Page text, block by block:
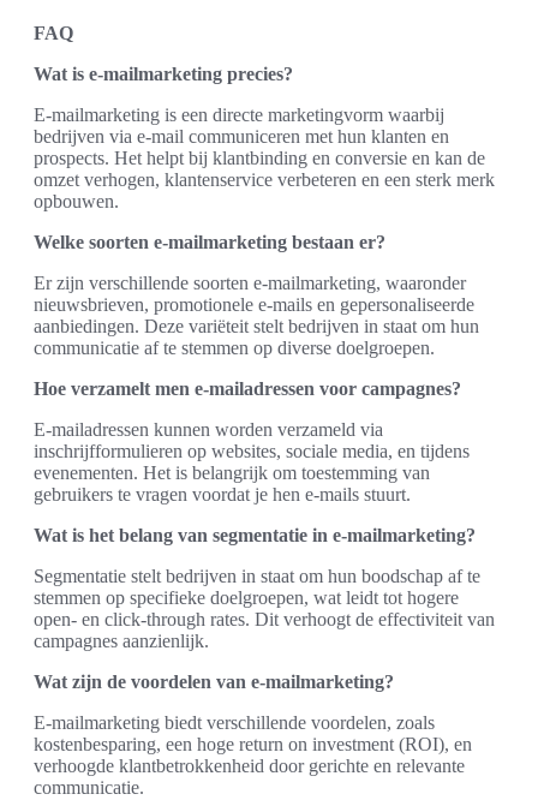
FAQ
Wat is e-mailmarketing precies?
E-mailmarketing is een directe marketingvorm waarbij
bedrijven via e-mail communiceren met hun klanten en
prospects. Het helpt bij klantbinding en conversie en kan de
omzet verhogen, klantenservice verbeteren en een sterk merk
opbouwen.
Welke soorten e-mailmarketing bestaan er?
Er zijn verschillende soorten e-mailmarketing, waaronder
nieuwsbrieven, promotionele e-mails en gepersonaliseerde
aanbiedingen. Deze variëteit stelt bedrijven in staat om hun
communicatie af te stemmen op diverse doelgroepen.
Hoe verzamelt men e-mailadressen voor campagnes?
E-mailadressen kunnen worden verzameld via
inschrijfformulieren op websites, sociale media, en tijdens
evenementen. Het is belangrijk om toestemming van
gebruikers te vragen voordat je hen e-mails stuurt.
Wat is het belang van segmentatie in e-mailmarketing?
Segmentatie stelt bedrijven in staat om hun boodschap af te
stemmen op specifieke doelgroepen, wat leidt tot hogere
open- en click-through rates. Dit verhoogt de effectiviteit van
campagnes aanzienlijk.
Wat zijn de voordelen van e-mailmarketing?
E-mailmarketing biedt verschillende voordelen, zoals
kostenbesparing, een hoge return on investment (ROI), en
verhoogde klantbetrokkenheid door gerichte en relevante
communicatie.